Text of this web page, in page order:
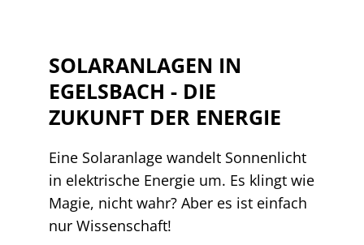
SOLARANLAGEN IN
EGELSBACH - DIE
ZUKUNFT DER ENERGIE
Eine Solaranlage wandelt Sonnenlicht
in elektrische Energie um. Es klingt wie
Magie, nicht wahr? Aber es ist einfach
nur Wissenschaft!